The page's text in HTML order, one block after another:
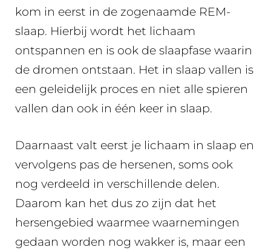
kom in eerst in de zogenaamde REM-
slaap. Hierbij wordt het lichaam
ontspannen en is ook de slaapfase waarin
de dromen ontstaan. Het in slaap vallen is
een geleidelijk proces en niet alle spieren
vallen dan ook in één keer in slaap.
Daarnaast valt eerst je lichaam in slaap en
vervolgens pas de hersenen, soms ook
nog verdeeld in verschillende delen.
Daarom kan het dus zo zijn dat het
hersengebied waarmee waarnemingen
gedaan worden nog wakker is, maar een